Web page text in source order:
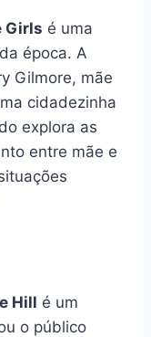
Girls é uma
época. A
Gilmore, mãe
cidadezinha
explora as
entre mãe e
Hill é um
o público